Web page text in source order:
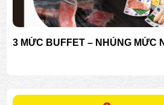
3 MỨC BUFFET – NHÚNG MỨC